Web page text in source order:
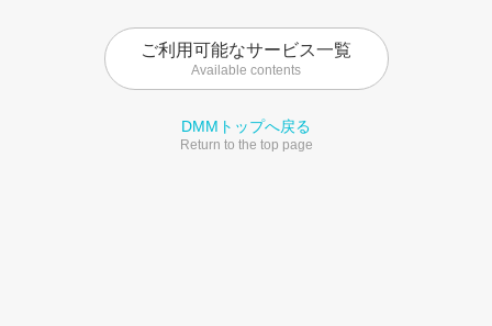
ご利用可能なサービス一覧
Available contents
DMMトップへ戻る
Return to the top page